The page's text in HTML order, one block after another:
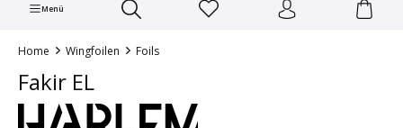
Menü
Home Wingfoilen Foils
Fakir EL